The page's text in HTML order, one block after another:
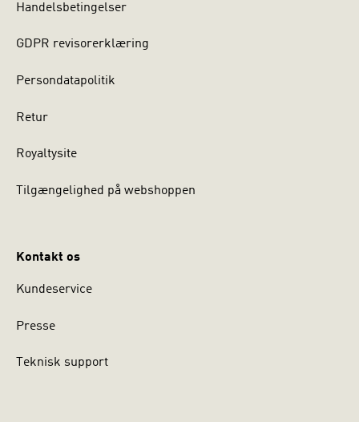
Handelsbetingelser
GDPR revisorerklæring
Persondatapolitik
Retur
Royaltysite
Tilgængelighed på webshoppen
Kontakt os
Kundeservice
Presse
Teknisk support